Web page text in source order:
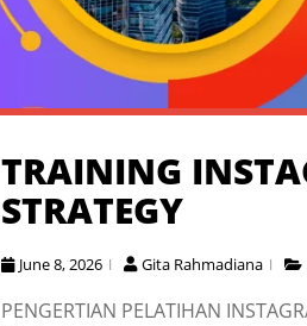
TRAINING
STRATEGY
June 8, 2026 Gita Rahmadiana
PENGERTIAN PELATIHAN